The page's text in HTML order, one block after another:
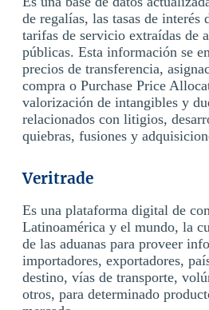
de regalías, las tasas de interés
tarifas de servicio extraídas de
públicas. Esta información se
precios de transferencia,
compra o Purchase Price
valorización de intangibles y
relacionados con litigios,
quiebras, fusiones y
Veritrade
Es una plataforma digital de
Latinoamérica y el mundo, la
de las aduanas para proveer
importadores, exportadores,
destino, vías de transporte,
otros, para determinado